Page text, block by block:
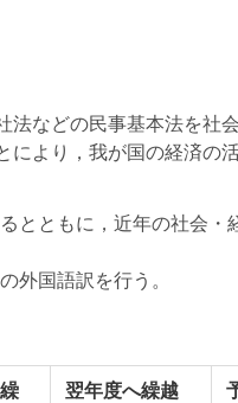
などの民事基本法を社
より，我が国の経済の
ともに，近年の社会・
国語訳を行う。
翌年度へ繰越